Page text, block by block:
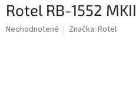
Rotel RB-1552 MKII
Priemerné
Neohodnotené Značka: Rotel